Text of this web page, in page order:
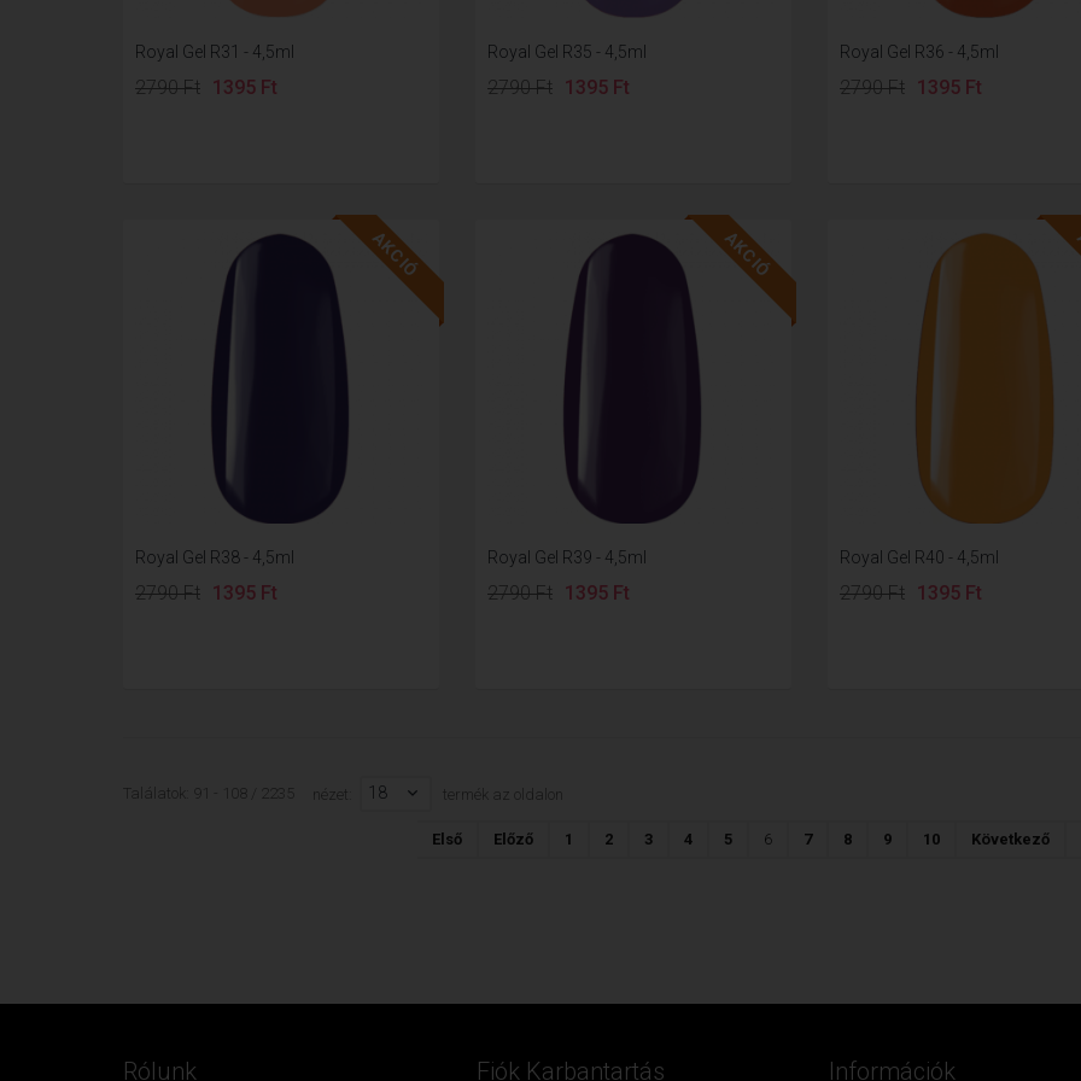
Royal Gel R31 - 4,5ml
2790 Ft 1395 Ft
Royal Gel R35 - 4,5ml
2790 Ft 1395 Ft
Royal Gel R36 - 4,5ml
2790 Ft 1395 Ft
AKCIÓ
Royal Gel R38 - 4,5ml
2790 Ft 1395 Ft
AKCIÓ
Royal Gel R39 - 4,5ml
2790 Ft 1395 Ft
Royal Gel R40 - 4,5ml
2790 Ft 1395 Ft
Találatok: 91 - 108 / 2235 nézet: 18 termék az oldalon
Első Előző 1 2 3 4 5 6 7 8 9 10 Következő
Rólunk Fiók Karbantartás Információk